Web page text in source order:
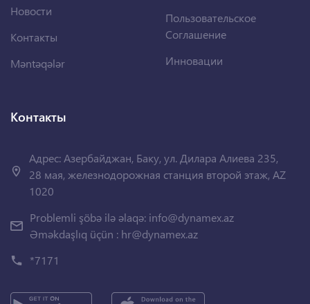
Новости
Контакты
Məntəqələr
Пользовательское
Соглашение
Инновации
Контакты
Адрес: Азербайджан, Баку, ул. Дилара Алиева 235,
28 мая, железнодорожная станция второй этаж, AZ
1020
Problemli şöbə ilə əlaqə: info@dynamex.az
Əməkdaşlıq üçün : hr@dynamex.az
*7171